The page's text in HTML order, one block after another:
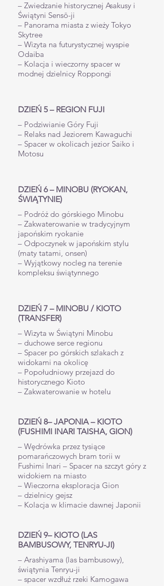
– Zwiedzanie historycznej Asakusy i
Świątyni Sensō-ji
– Panorama miasta z wieży Tokyo
Skytree
– Wizyta na futurystycznej wyspie
Odaiba
– Kolacja i wieczorny spacer w
modnej dzielnicy Roppongi
DZIEŃ 5 – REGION FUJI
– Podziwianie Góry Fuji
– Relaks nad Jeziorem Kawaguchi
– Spacer w okolicach jezior Saiko i
Motosu
DZIEŃ 6 – MINOBU (RYOKAN,
ŚWIĄTYNIE)
– Podróż do górskiego Minobu
– Zakwaterowanie w tradycyjnym
japońskim ryokanie
– Odpoczynek w japońskim stylu
(maty tatami, onsen)
– Wyjątkowy nocleg na terenie
kompleksu świątynnego
DZIEŃ 7 – MINOBU / KIOTO
(TRANSFER)
– Wizyta w Świątyni Minobu
– duchowe serce regionu
– Spacer po górskich szlakach z
widokami na okolicę
– Popołudniowy przejazd do
historycznego Kioto
– Zakwaterowanie w hotelu
DZIEŃ 8– JAPONIA – KIOTO
(FUSHIMI INARI TAISHA, GION)
– Wędrówka przez tysiące
pomarańczowych bram torii w
Fushimi Inari – Spacer na szczyt góry z
widokiem na miasto
– Wieczorna eksploracja Gion
– dzielnicy gejsz
– Kolacja w klimacie dawnej Japonii
DZIEŃ 9– KIOTO (LAS
BAMBUSOWY, TENRYU-JI)
– Arashiyama (las bambusowy),
świątynia Tenryu-ji
– spacer wzdłuż rzeki Kamogawa